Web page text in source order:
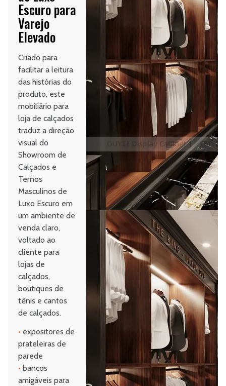
Escuro para
Varejo
Elevado
Criado para
facilitar a leitura
das histórias do
produto, este
mobiliário para
loja de calçados
traduz a direção
visual do
Showroom de
Calçados e
Ternos
Masculinos de
Luxo Escuro em
um ambiente de
venda claro,
voltado ao
cliente para
lojas de
calçados,
boutiques de
tênis e cantos
de calçados.
• expositores de
prateleiras de
parede
• bancos
amigáveis para